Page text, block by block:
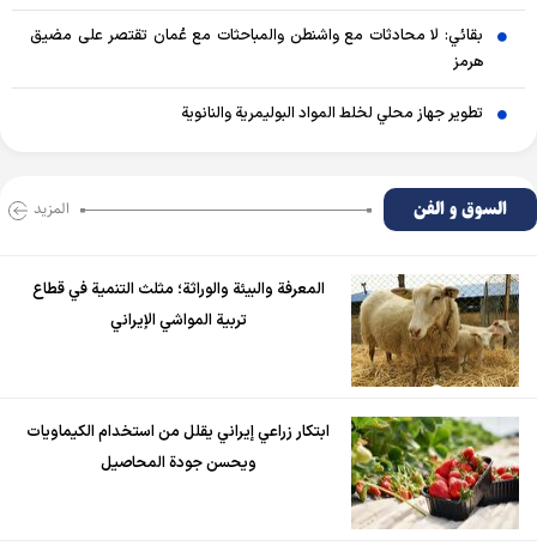
بقائي: لا محادثات مع واشنطن والمباحثات مع عُمان تقتصر على مضيق
هرمز
تطوير جهاز محلي لخلط المواد البوليمرية والنانوية
السوق و الفن المزید
المعرفة والبيئة والوراثة؛ مثلث التنمية في قطاع
تربية المواشي الإيراني
ابتكار زراعي إيراني يقلل من استخدام الكيماويات
ويحسن جودة المحاصيل